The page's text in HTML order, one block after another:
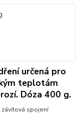
určená pro
teplotám
Dóza 400 g.
závitová spojení